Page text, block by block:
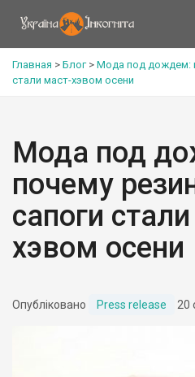
Главная > Блог> Мода под дождем:
стали маст-хэвом осени
Мода под
почему
сапоги
хэвом осени
Опубліковано Press release 20